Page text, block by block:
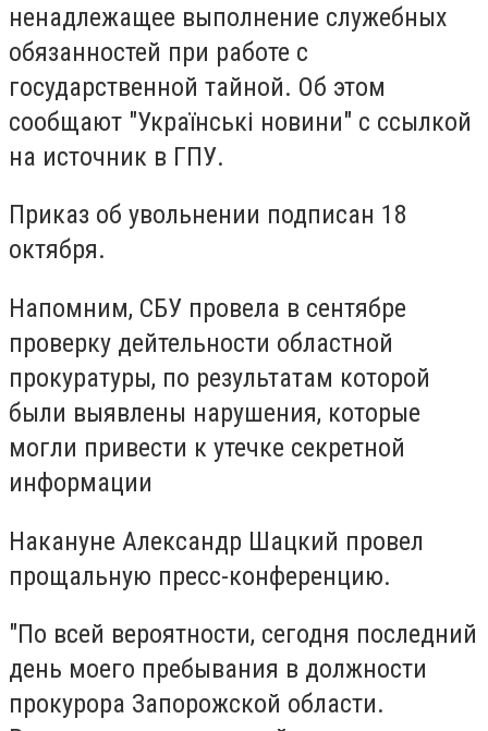
ненадлежащее выполнение служебных
обязанностей при работе с
государственной тайной. Об этом
сообщают "Українські новини" c ccылкой
на источник в ГПУ.
Приказ об увольнении подписан 18
октября.
Напомним, СБУ провела в сентябре
проверку дейтельности областной
прокуратуры, по результатам которой
были выявлены нарушения, которые
могли привести к утечке секретной
информации
Накануне Александр Шацкий провел
прощальную пресс-конференцию.
"По всей вероятности, сегодня последний
день моего пребывания в должности
прокурора Запорожской области.